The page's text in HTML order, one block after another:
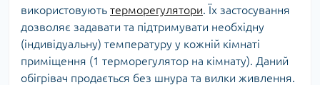
використовують терморегулятори . Їх застосування
дозволяє задавати та підтримувати необхідну
(індивідуальну) температуру у кожній кімнаті
приміщення (1 терморегулятор на кімнату). Даний
обігрівач продається без шнура та вилки живлення.